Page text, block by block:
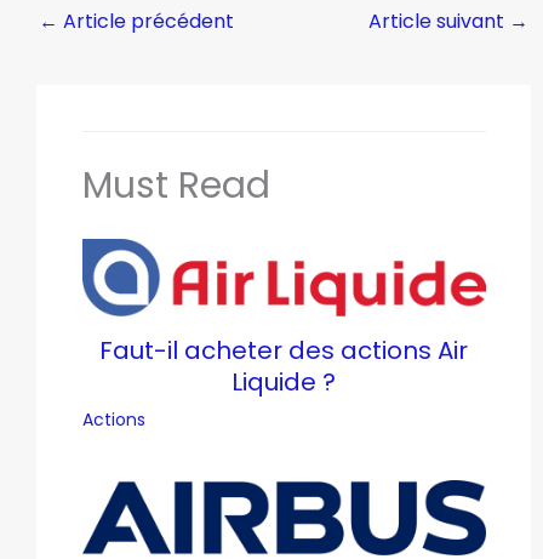
← Article précédent Article suivant →
Must Read
Faut-il acheter des actions Air
Liquide ?
Actions